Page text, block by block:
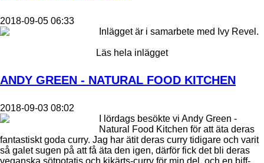
2018-09-05 06:33
Inlägget är i samarbete med Ivy Revel.
Läs hela inlägget
ANDY GREEN - NATURAL FOOD KITCHEN
2018-09-03 08:02
I lördags besökte vi Andy Green -
Natural Food Kitchen för att äta deras
fantastiskt goda curry. Jag har ätit deras curry tidigare och varit
så galet sugen på att få äta den igen, därför fick det bli deras
veganska sötpotatis och kikärts-curry för min del, och en biff-